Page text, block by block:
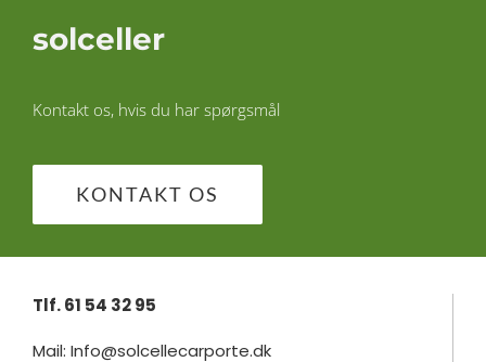
solceller
Kontakt os, hvis du har spørgsmål
KONTAKT OS
Tlf. 61 54 32 95
Mail: Info@solcellecarporte.dk